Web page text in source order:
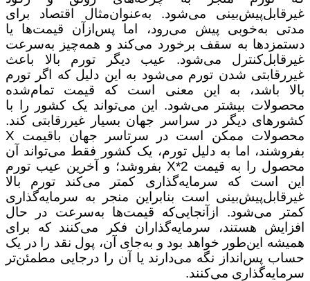
غیرقابل‌پیش‌بینی می‌شود. به‌عنوان‌مثال اقتصاد برای
مدتی به‌خوبی پیش می‌رود، اما پس‌ازآن قیمت‌ها یا
دستمزدها به سقف برخورد می‌کند و همه‌چیز به‌سرعت
غیرقابل‌کنترل می‌شود. عیب دیگر تورم بالا باعث
غیررقابتی شدن تورم می‌شود به این دلیل که اگر تورم
بالا باشد، به این معنی است که قیمت تمام‌شده
محصولات بیشتر می‌شود. این می‌تواند یک کشور را با
کشورهای دیگر در سراسر جهان بسیار غیررقابتی کند.
محصولات ممکن است در سرتاسر جهان باقیمت X
بفروشند، اما به دلیل تورم، یک کشور فقط می‌تواند آن
محصول را به قیمت X*2 بفروشد؛ و آخرین عیب تورم
این است که سرمایه‌گذاری کمتر می‌کند تورم بالا
غیرقابل‌پیش‌بینی است بنابراین منجر به سرمایه‌گذاری
کمتر می‌شود. ازآنجایی‌که قیمت‌ها به‌سرعت در حال
افزایش هستند، سرمایه‌گذاران فکر می‌کنند که برای
همیشه این‌طور خواهد بود و به‌جای آن، پول نقد را در یک
حساب پس‌انداز نگه می‌دارند یا آن را درجایی مطمئن‌تر
سرمایه‌گذاری می‌کنند.